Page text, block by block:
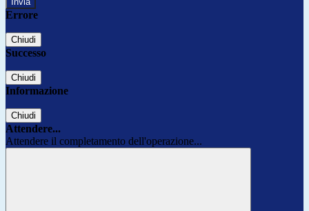
Errore
Chiudi
Successo
Chiudi
Informazione
Chiudi
Attendere...
Attendere il completamento dell'operazione...